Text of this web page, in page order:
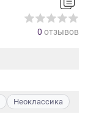
0 отзывов
Неоклассика